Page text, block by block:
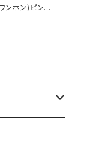
ホン)ピンセッ